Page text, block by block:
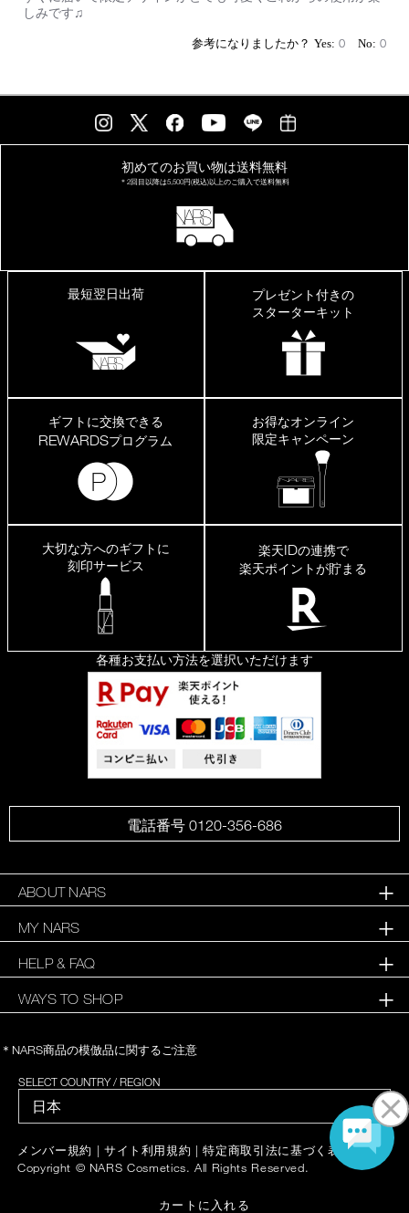
カートに入れる
bystating
デ
しみです♫
0 0
初めてのお買い物は送料無料
＊2回目以降は5,500円(税込)以上のご購入で送料無料
最短翌日出荷
プレゼント付きの
スターターキット
ギフトに交換できる
REWARDSプログラム
お得なオンライン
限定キャンペーン
大切な方へのギフトに
刻印サービス
楽天IDの連携で
楽天ポイントが貯まる
各種お支払い方法を選択いただけます
電話番号 0120-356-686
ABOUT NARS
MY NARS
HELP & FAQ
WAYS TO SHOP
＊NARS商品の模倣品に関するご注意
SELECT COUNTRY / REGION
メンバー規約 | サイト利用規約 |特定商取引法に基づく表記|
Copyright © NARS Cosmetics. All Rights Reserved.